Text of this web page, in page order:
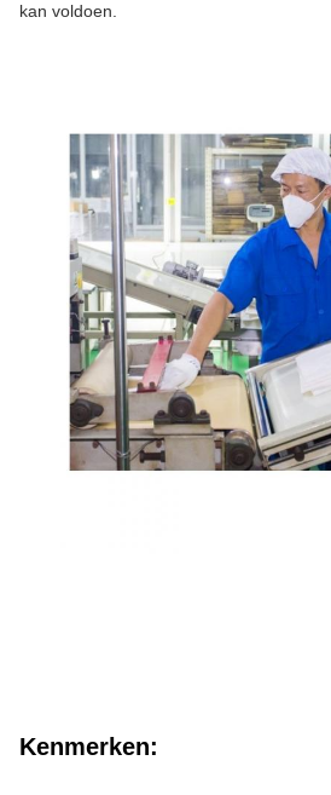
kan voldoen.